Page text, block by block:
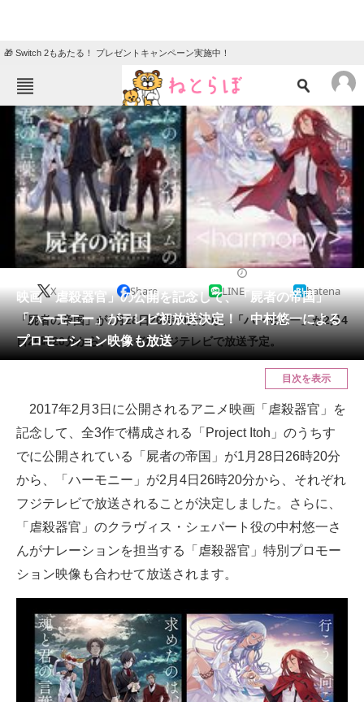
🎁 Switch 2もあたる！ プレゼントキャンペーン実施中！
ねとらぼメニュー
TOP ニュース
エンタメ クイズ
グルメ 地域
住まい
会員記事
メディア
注目記事を集めた総合ページ
スマホと通信の最新トレンド
好きが集まる 比べて選べる
AI活用のいまが分かる
経営リーダーのコミュニティ
マーケ×ITの今がよく分かる
映画「虐殺器官」の公開を記念して、「屍者の帝国」
「ハーモニー」がテレビ初放送決定！ 中村悠一による
プロモーション映像も放送
X Share LINE hatena
「屍者の帝国」が1月28日26時20分から、「ハーモニー」が2月4
日26時20分から、それぞれフジテレビで放送予定。
目次を表示
2017年2月3日に公開されるアニメ映画「虐殺器官」を
記念して、全3作で構成される「Project Itoh」のうちす
でに公開されている「屍者の帝国」が1月28日26時20分
から、「ハーモニー」が2月4日26時20分から、それぞれ
フジテレビで放送されることが決定しました。さらに、
「虐殺器官」のクラヴィス・シェパート役の中村悠一さ
んがナレーションを担当する「虐殺器官」特別プロモー
ション映像も合わせて放送されます。